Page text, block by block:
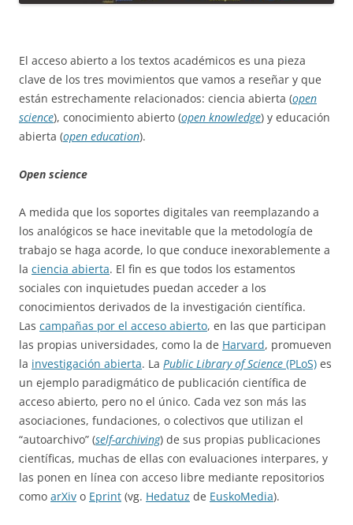
El acceso abierto a los textos académicos es una pieza
clave de los tres movimientos que vamos a reseñar y que
están estrechamente relacionados: ciencia abierta (open
science), conocimiento abierto (open knowledge) y educación
abierta (open education).
Open science
A medida que los soportes digitales van reemplazando a
los analógicos se hace inevitable que la metodología de
trabajo se haga acorde, lo que conduce inexorablemente a
la ciencia abierta. El fin es que todos los estamentos
sociales con inquietudes puedan acceder a los
conocimientos derivados de la investigación científica.
Las campañas por el acceso abierto, en las que participan
las propias universidades, como la de Harvard, promueven
la investigación abierta. La Public Library of Science (PLoS) es
un ejemplo paradigmático de publicación científica de
acceso abierto, pero no el único. Cada vez son más las
asociaciones, fundaciones, o colectivos que utilizan el
“autoarchivo” (self-archiving) de sus propias publicaciones
científicas, muchas de ellas con evaluaciones interpares, y
las ponen en línea con acceso libre mediante repositorios
como arXiv o Eprint (vg. Hedatuz de EuskoMedia).